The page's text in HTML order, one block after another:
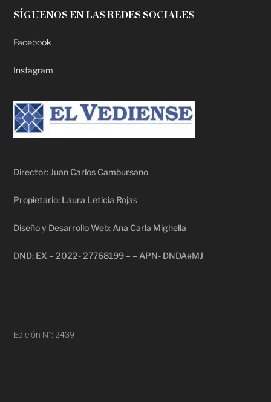
SÍGUENOS EN LAS REDES SOCIALES
Facebook
Instagram
Director: Juan Carlos Cambursano
Propietario: Laura Leticia Rojas
Diseño y Desarrollo Web: Ana Carla Mighella
DND: EX – 2022- 27768199 – – APN- DNDA#MJ
Edición N°: 2439